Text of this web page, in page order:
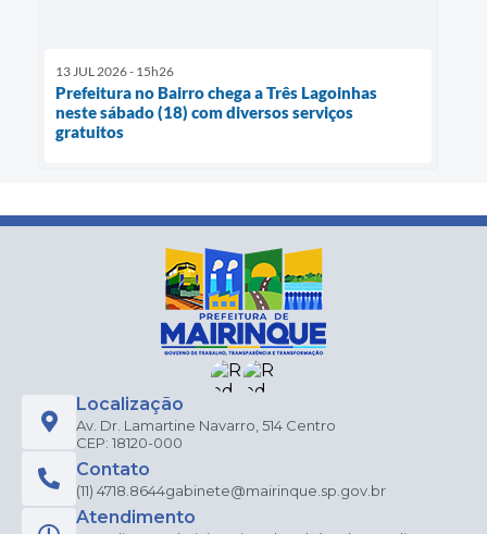
13 JUL 2026 - 15h26
Prefeitura no Bairro chega a Três Lagoinhas
neste sábado (18) com diversos serviços
gratuitos
Localização
Av. Dr. Lamartine Navarro, 514 Centro
CEP: 18120-000
Contato
(11) 4718.8644gabinete@mairinque.sp.gov.br
Atendimento